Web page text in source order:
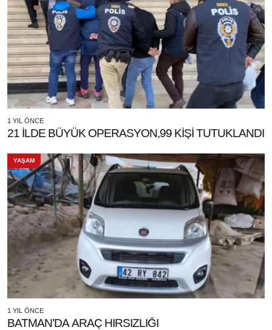
1 YIL ÖNCE
21 İLDE BÜYÜK OPERASYON,99 KİŞİ TUTUKLANDI
YAŞAM
1 YIL ÖNCE
BATMAN’DA ARAÇ HIRSIZLIĞI